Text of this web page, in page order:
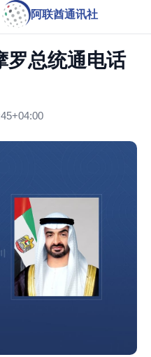
阿联酋通讯社
罗总统通电话